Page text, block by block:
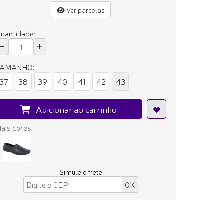
Ver parcelas
37
38 39 40 41 42 43
Adicionar ao carrinho
cores:
Simule o frete